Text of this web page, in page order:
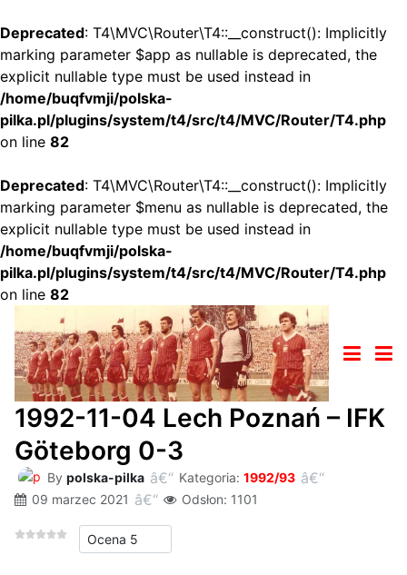
Deprecated: T4\MVC\Router\T4::__construct(): Implicitly
marking parameter $app as nullable is deprecated, the
explicit nullable type must be used instead in
/home/buqfvmji/polska-
pilka.pl/plugins/system/t4/src/t4/MVC/Router/T4.php
on line 82
Deprecated: T4\MVC\Router\T4::__construct(): Implicitly
marking parameter $menu as nullable is deprecated, the
explicit nullable type must be used instead in
/home/buqfvmji/polska-
pilka.pl/plugins/system/t4/src/t4/MVC/Router/T4.php
on line 82
1992-11-04 Lech Poznań – IFK
Göteborg 0-3
By polska-pilka Kategoria: 1992/93
09 marzec 2021
Odsłon: 1101
Proszę, oceń